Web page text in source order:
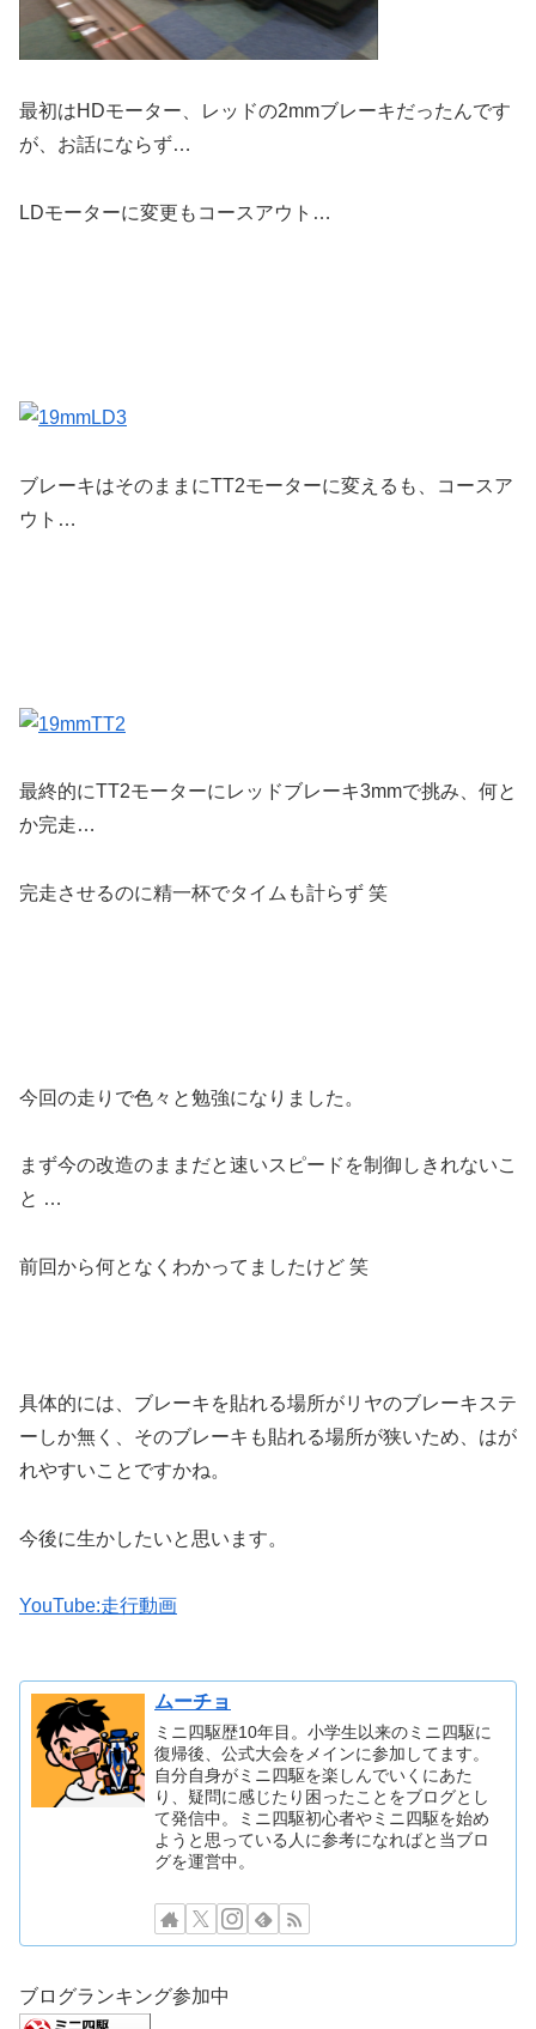
最初はHDモーター、レッドの2mmブレーキだったんです
が、お話にならず…
LDモーターに変更もコースアウト…
ブレーキはそのままにTT2モーターに変えるも、コースア
ウト…
最終的にTT2モーターにレッドブレーキ3mmで挑み、何と
か完走…
完走させるのに精一杯でタイムも計らず 笑
今回の走りで色々と勉強になりました。
まず今の改造のままだと速いスピードを制御しきれないこ
と …
前回から何となくわかってましたけど 笑
具体的には、ブレーキを貼れる場所がリヤのブレーキステ
ーしか無く、そのブレーキも貼れる場所が狭いため、はが
れやすいことですかね。
今後に生かしたいと思います。
YouTube:走行動画
ムーチョ
ミニ四駆歴10年目。小学生以来のミニ四駆に
復帰後、公式大会をメインに参加してます。
自分自身がミニ四駆を楽しんでいくにあた
り、疑問に感じたり困ったことをブログとし
て発信中。ミニ四駆初心者やミニ四駆を始め
ようと思っている人に参考になればと当ブロ
グを運営中。
ブログランキング参加中